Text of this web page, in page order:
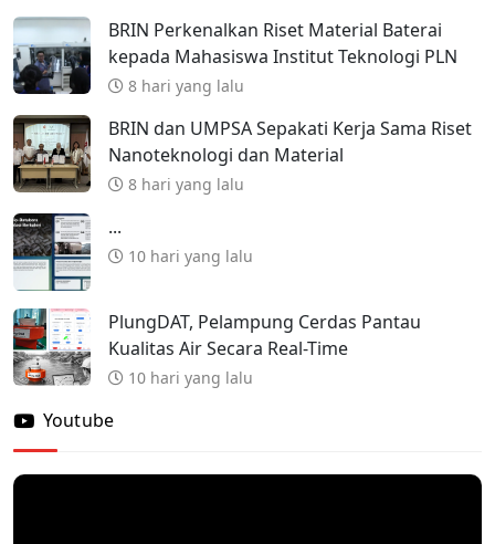
BRIN Perkenalkan Riset Material Baterai
kepada Mahasiswa Institut Teknologi PLN
8 hari yang lalu
BRIN dan UMPSA Sepakati Kerja Sama Riset
Nanoteknologi dan Material
8 hari yang lalu
...
10 hari yang lalu
PlungDAT, Pelampung Cerdas Pantau
Kualitas Air Secara Real-Time
10 hari yang lalu
Youtube